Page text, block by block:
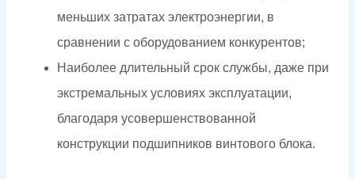
меньших затратах электроэнергии, в
сравнении с оборудованием конкурентов;
Наиболее длительный срок службы, даже при
экстремальных условиях эксплуатации,
благодаря усовершенствованной
конструкции подшипников винтового блока.